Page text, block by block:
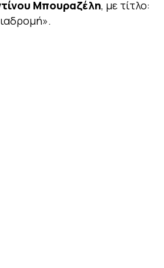
Μπουραζέλη, με τίτλο: